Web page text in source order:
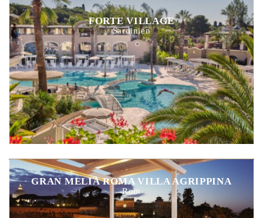
FORTE VILLAGE
Sardinien
GRAN MELIÀ ROMA VILLA AGRIPPINA
Rom